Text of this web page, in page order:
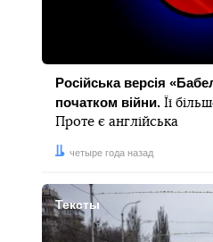
Російська версія
початком війни.Її
Проте є англійська
Дата:четыре года назад
Тексты